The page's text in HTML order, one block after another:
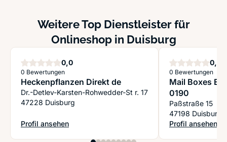
Weitere Top Dienstleister für
Onlineshop in Duisburg
0,0Sterne
0 Bewertungen
Heckenpflanzen Direkt de
Dr.-Detlev-Karsten-Rohwedder-St r. 17
47228 Duisburg
Profil ansehen
: Heckenpflanzen Direkt de
0,0
0 Bewertungen
Mail Boxes
0190
Paßstraße 15
47198 Duisburg
Profil ansehen
: Mail Boxes